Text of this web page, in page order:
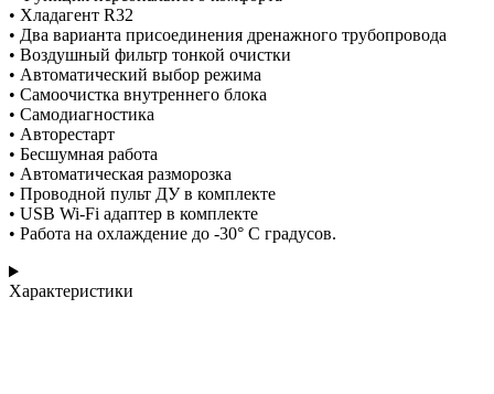
• Хладагент R32
• Два варианта присоединения дренажного трубопровода
• Воздушный фильтр тонкой очистки
• Автоматический выбор режима
• Самоочистка внутреннего блока
• Самодиагностика
• Авторестарт
• Бесшумная работа
• Автоматическая разморозка
• Проводной пульт ДУ в комплекте
• USB Wi-Fi адаптер в комплекте
• Работа на охлаждение до -30° С градусов.
Характеристики